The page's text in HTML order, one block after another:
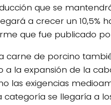
que se
a crecer un 10,5%
que fue publicado
carne de porcino
a la expansión de la
las exigencias
categoría se llegaría a
04/salio-